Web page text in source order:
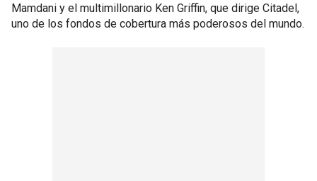
Mamdani y el multimillonario Ken Griffin, que dirige Citadel,
uno de los fondos de cobertura más poderosos del mundo.